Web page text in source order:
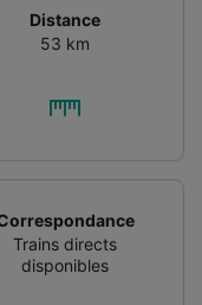
Distance
53 km
Trains directs
disponibles